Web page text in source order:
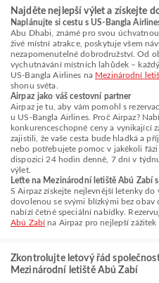
Najděte nejlepší výlet a získejte
Naplánujte si cestu s US-Bangla
Abu Dhabi, známé pro svou
živé místní atrakce, poskytuje všem
nezapomenutelné dobrodružství. Od
vychutnávání místních lahůdek –
US-Bangla Airlines na Mezinárodní
shonu světa.
Airpaz jako váš cestovní partner
Airpaz je tu, aby vám pomohl s
u US-Bangla Airlines. Proč Airpaz?
konkurenceschopné ceny a vynikající
zajistili, že vaše cesta bude hladká a
nebo potřebujete pomoc v jakékoli
dispozici 24 hodin denně, 7 dní v
výlet.
Leťte na Mezinárodní letiště Abú Zabí
S Airpaz získejte nejlevnější letenky do
dovolenou se svými blízkými bez
nabízí četné speciální nabídky.
Abú Zabí na Airpaz pro nejlepší
Zkontrolujte letový řád
Mezinárodní letiště Abú Zabí